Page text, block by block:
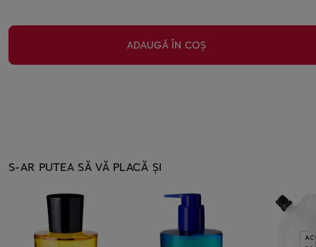
ADAUGĂ ÎN COȘ
S-AR PUTEA SĂ VĂ PLACĂ ȘI